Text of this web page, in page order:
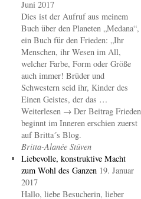
Juni 2017
Dies ist der Aufruf aus meinem
Buch über den Planeten „Medana“,
ein Buch für den Frieden: „Ihr
Menschen, ihr Wesen im All,
welcher Farbe, Form oder Größe
auch immer! Brüder und
Schwestern seid ihr, Kinder des
Einen Geistes, der das …
Weiterlesen → Der Beitrag Frieden
beginnt im Inneren erschien zuerst
auf Britta´s Blog.
Britta-Alanée Stüven
Liebevolle, konstruktive Macht
zum Wohl des Ganzen 19. Januar
2017
Hallo, liebe Besucherin, lieber